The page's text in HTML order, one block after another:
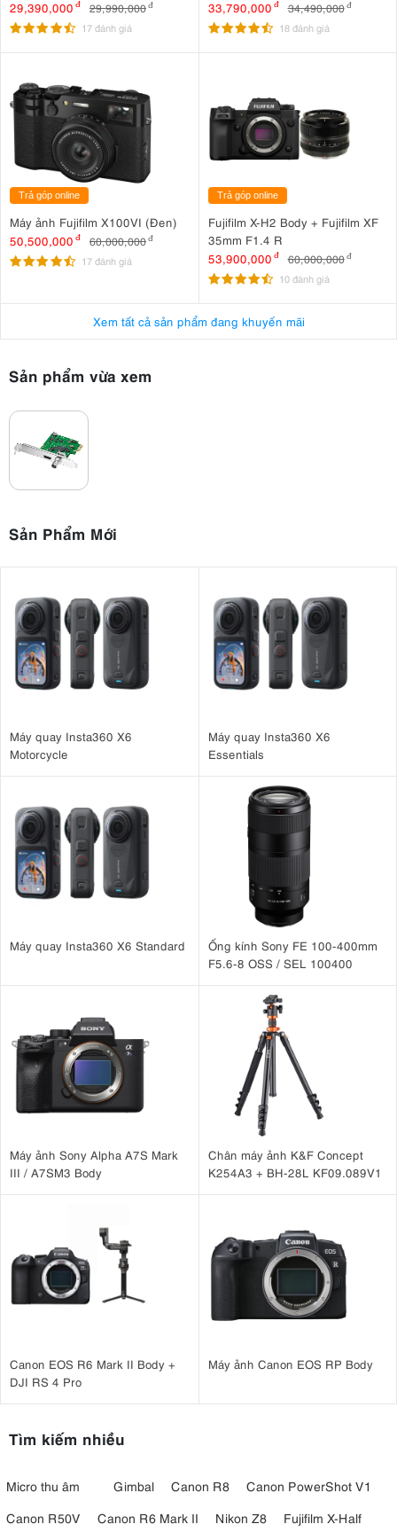
29,390,000 đ 29,990,000đ
17 đánh giá
33,790,000 đ 34,490,000 đ
18 đánh giá
Trả góp online
Máy ảnh Fujifilm X100VI (Đen)
50,500,000 đ 60,000,000đ
17 đánh giá
Trả góp online
Fujifilm X-H2 Body + Fujifilm XF
35mm F1.4 R
53,900,000 đ 60,000,000 đ
10 đánh giá
Xem tất cả sản phẩm đang khuyến mãi
Sản phẩm vừa xem
Sản Phẩm Mới
Máy quay Insta360 X6
Motorcycle
Máy quay Insta360 X6
Essentials
Máy quay Insta360 X6 Standard
Ống kính Sony FE 100-400mm
F5.6-8 OSS / SEL 100400
Máy ảnh Sony Alpha A7S Mark
III / A7SM3 Body
Chân máy ảnh K&F Concept
K254A3 + BH-28L KF09.089V1
Canon EOS R6 Mark II Body +
DJI RS 4 Pro
Máy ảnh Canon EOS RP Body
Tìm kiếm nhiều
Micro thu âm Gimbal Canon R8
Canon PowerShot V1
Canon R50V
Canon R6 Mark II Nikon Z8
Fujifilm X-Half